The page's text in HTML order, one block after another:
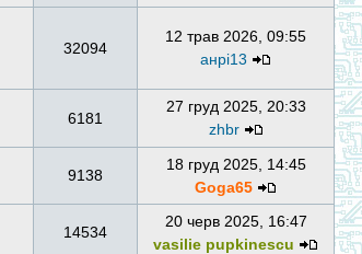
32094
12 трав 2026, 09:55
анрі13
6181
27 груд 2025, 20:33
zhbr
9138
18 груд 2025, 14:45
Goga65
14534
20 черв 2025, 16:47
vasilie pupkinescu